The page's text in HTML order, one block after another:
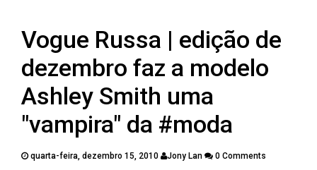
CONSULTORIA
ASSUNTOS
PUBLICAÇÕES
CONTATOS
Vogue Russa | edição de
dezembro faz a modelo
Ashley Smith uma
"vampira" da #moda
quarta-feira, dezembro 15, 2010 Jony Lan 0 Comments